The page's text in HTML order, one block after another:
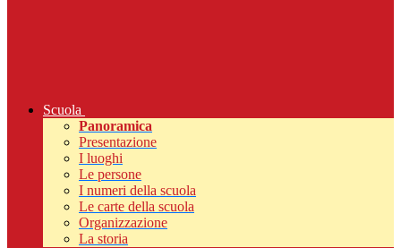
Scuola
Panoramica
Presentazione
I luoghi
Le persone
I numeri della scuola
Le carte della scuola
Organizzazione
La storia